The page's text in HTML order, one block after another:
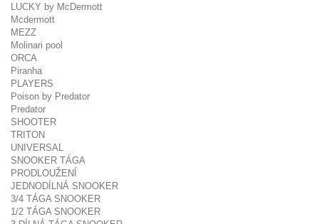
LUCKY by McDermott
Mcdermott
MEZZ
Molinari pool
ORCA
Piranha
PLAYERS
Poison by Predator
Predator
SHOOTER
TRITON
UNIVERSAL
SNOOKER TÁGA
PRODLOUŽENÍ
JEDNODÍLNÁ SNOOKER
3/4 TÁGA SNOOKER
1/2 TÁGA SNOOKER